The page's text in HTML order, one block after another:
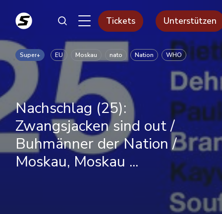
Tickets Unterstützen
Super+ EU Moskau nato Nation WHO
Nachschlag (25):
Zwangsjacken sind out /
Buhmänner der Nation /
Moskau, Moskau ...